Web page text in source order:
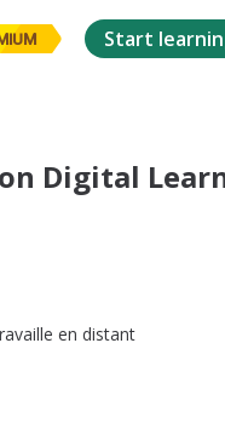
Start
Digital
en distant